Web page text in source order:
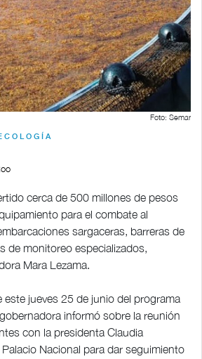
Foto: Semar
cerca de 500 millones de pesos
para el combate al
sargaceras, barreras de
de monitoreo especializados,
Mara Lezama.
este jueves 25 de junio del programa
informó sobre la reunión
con la presidenta Claudia
Nacional para dar seguimiento